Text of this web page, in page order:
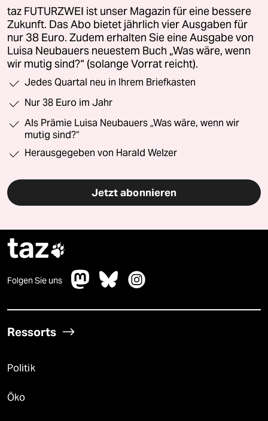
taz FUTURZWEI ist unser Magazin für eine bessere
Zukunft. Das Abo bietet jährlich vier Ausgaben für
nur 38 Euro. Zudem erhalten Sie eine Ausgabe von
Luisa Neubauers neuestem Buch „Was wäre, wenn
wir mutig sind?“ (solange Vorrat reicht).
Jedes Quartal neu in Ihrem Briefkasten
Nur 38 Euro im Jahr
Als Prämie Luisa Neubauers „Was wäre, wenn wir
mutig sind?“
Herausgegeben von Harald Welzer
Jetzt abonnieren
taz
Folgen Sie uns
Ressorts
Politik
Öko